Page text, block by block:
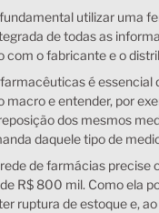
utilizar uma
de todas as
com o fabricante e o
é essencial
macro e entender, por
dos mesmos
daquele tipo de
de farmácias precise
R$ 800 mil. Como ela
ruptura de estoque e,